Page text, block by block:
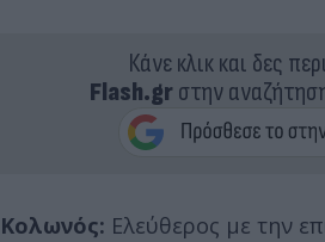
Κάνε κλικ και δες
Flash.grστην
Κολωνός: Ελεύθερος με την